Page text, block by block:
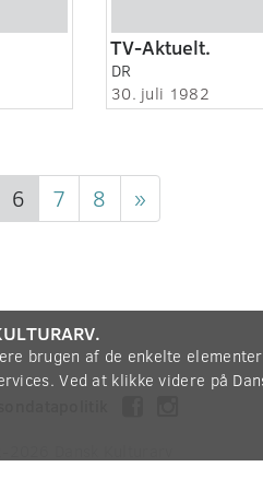
TV-Aktuelt.
DR
30. juli 1982
6 7 8 »
brugen af de enkelte
Ved at klikke videre på